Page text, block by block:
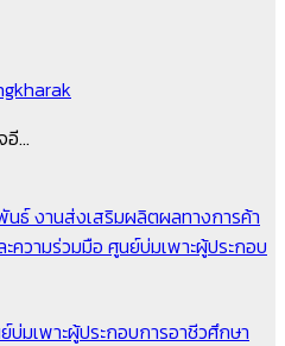
อี…
นธ์งานส่งเสริมผลิตผลทางการค้า
ความร่วมมือ ศูนย์บ่มเพาะผู้ประกอบ
บ่มเพาะผู้ประกอบการอาชีวศึกษา